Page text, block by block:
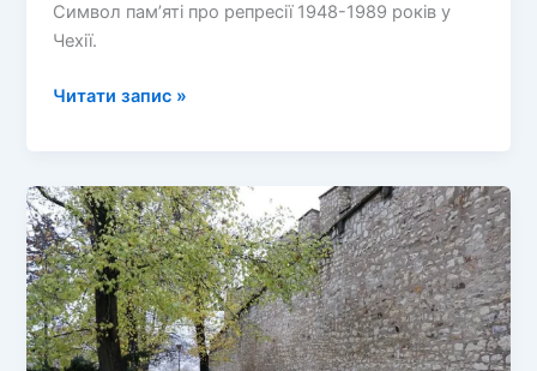
Символ пам’яті про репресії 1948-1989 років у
Чехії.
Відкрийте
Меморіал
Жертвам
Комунізму
в
Празі:
Символ
Пам’яті
Читати запис »